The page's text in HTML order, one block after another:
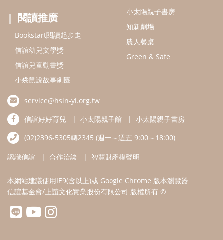
(02)2396-5305轉2345 (週一～週五 9:00～18:00)
認識信誼 合作洽談 智慧財產權聲明
本網站建議使用IE9(含以上)或 Google Chrome 版本瀏覽器
信誼基金會/上誼文化實業股份有限公司 版權所有 ©